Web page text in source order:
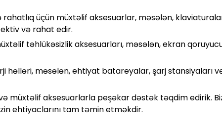
rahatlıq üçün müxtəlif aksesuarlar, məsələn,
və rahat edir.
təhlükəsizlik aksesuarları, məsələn, ekran
həlləri, məsələn, ehtiyat batareyalar, şarj stansiyaları
aksesuarlarla peşəkar dəstək təqdim edirik.
ehtiyaclarını tam təmin etməkdir.